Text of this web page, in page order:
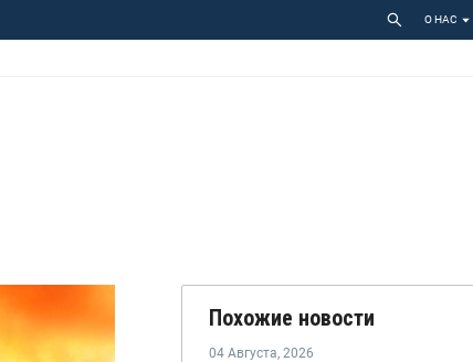
О НАС
Похожие новости
04 Августа, 2026